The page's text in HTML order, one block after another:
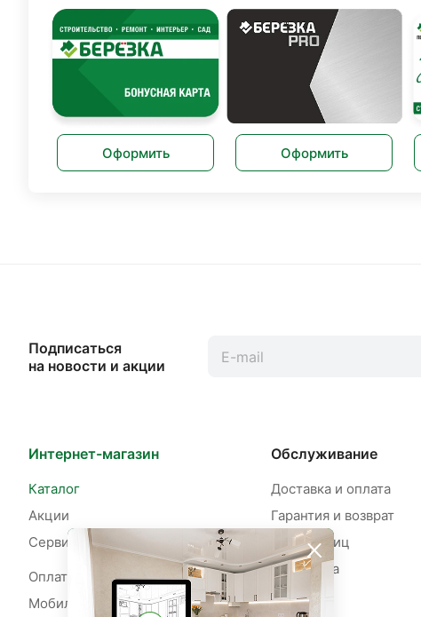
Оформить Оформить
Подписаться
на новости и акции
Интернет-магазин
Каталог
Акции
Сервисы
Оплата рассрочки
Мобильное приложение
Обслуживание
Доставка и оплата
Гарантия и возврат
Для юр. лиц
Рассрочка